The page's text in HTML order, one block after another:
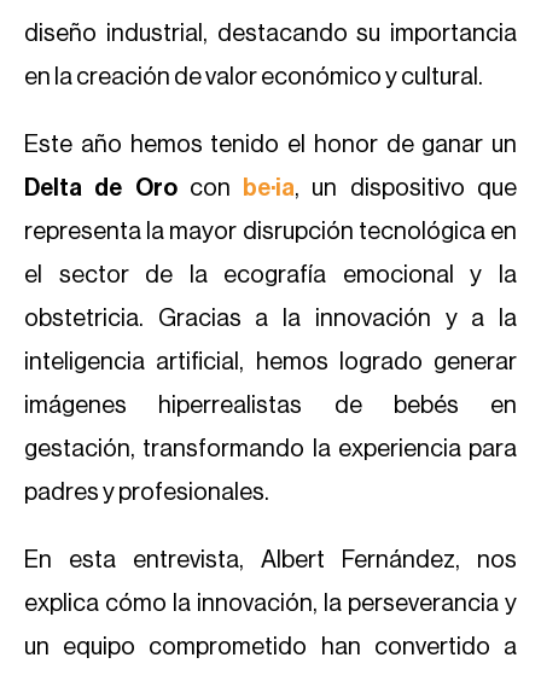
diseño industrial, destacando su importancia
en la creación de valor económico y cultural.
Este año hemos tenido el honor de ganar un
Delta de Orocon be·ia, un dispositivo que
representa la mayor disrupción tecnológica en
el sector de la ecografía emocional y la
obstetricia. Gracias a la innovación y a la
inteligencia artificial, hemos logrado generar
imágenes hiperrealistas de bebés en
gestación, transformando la experiencia para
padres y profesionales.
En esta entrevista, Albert Fernández, nos
explica cómo la innovación, la perseverancia y
un equipo comprometido han convertido a